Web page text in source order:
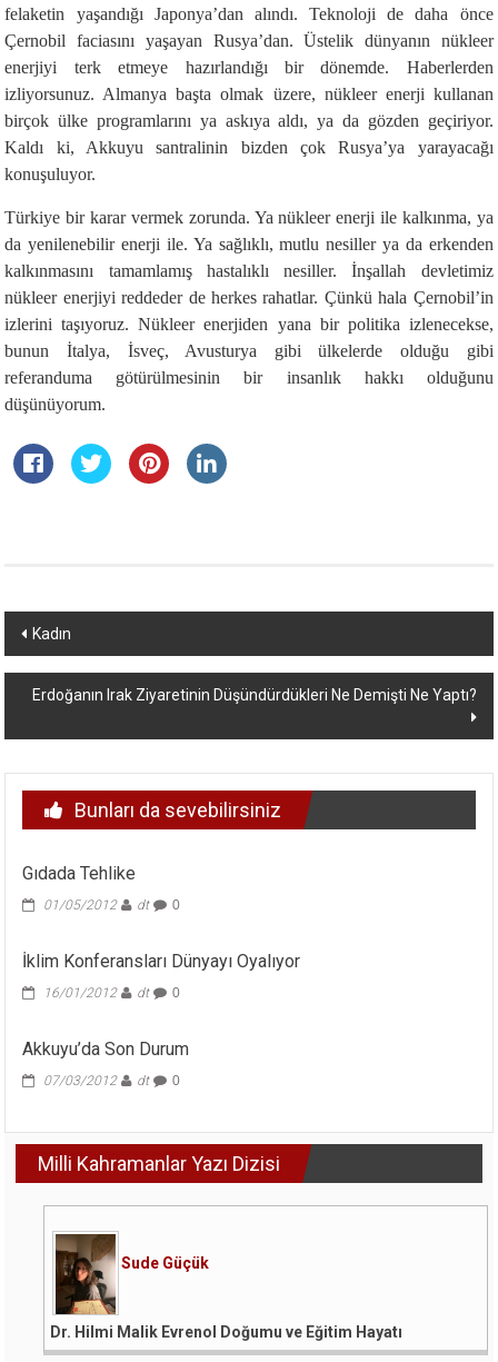
felaketin yaşandığı Japonya’dan alındı. Teknoloji de daha önce
Çernobil faciasını yaşayan Rusya’dan. Üstelik dünyanın nükleer
enerjiyi terk etmeye hazırlandığı bir dönemde. Haberlerden
izliyorsunuz. Almanya başta olmak üzere, nükleer enerji kullanan
birçok ülke programlarını ya askıya aldı, ya da gözden geçiriyor.
Kaldı ki, Akkuyu santralinin bizden çok Rusya’ya yarayacağı
konuşuluyor.
Türkiye bir karar vermek zorunda. Ya nükleer enerji ile kalkınma, ya
da yenilenebilir enerji ile. Ya sağlıklı, mutlu nesiller ya da erkenden
kalkınmasını tamamlamış hastalıklı nesiller. İnşallah devletimiz
nükleer enerjiyi reddeder de herkes rahatlar. Çünkü hala Çernobil’in
izlerini taşıyoruz. Nükleer enerjiden yana bir politika izlenecekse,
bunun İtalya, İsveç, Avusturya gibi ülkelerde olduğu gibi
referanduma götürülmesinin bir insanlık hakkı olduğunu
düşünüyorum.
Yazı
dolaşımı
Kadın
Erdoğanın Irak Ziyaretinin Düşündürdükleri Ne Demişti Ne Yaptı?
Bunları da sevebilirsiniz
Gıdada Tehlike
01/05/2012 dt 0
İklim Konferansları Dünyayı Oyalıyor
16/01/2012 dt 0
Akkuyu’da Son Durum
07/03/2012 dt 0
Milli Kahramanlar Yazı Dizisi
Sude Güçük
Dr. Hilmi Malik Evrenol Doğumu ve Eğitim Hayatı